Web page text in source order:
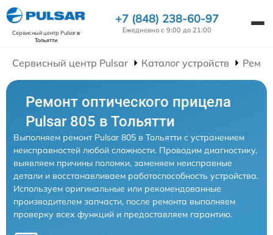
Сервисный центр Pulsarв
Тольятти
+7 (848) 238-60-97
Ежедневно с 9:00 до 21:00
Сервисный центр Pulsar Каталог устройств
Ремонт оптического прицела
Pulsar 805 в Тольятти
Выполняем ремонт Pulsar 805 в Тольятти с устранением
неисправностей любой сложности. Проводим диагностику,
выявляем причины поломки, заменяем неисправные
детали и восстанавливаем работоспособность устройства.
Используем оригинальные или рекомендованные
производителем запчасти, после ремонта выполняем
проверку всех функций и предоставляем гарантию.